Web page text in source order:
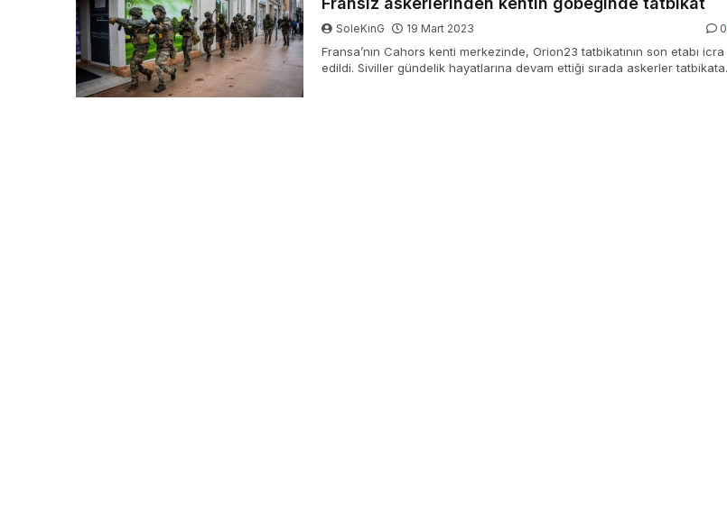
SoleKinG 19 Mart 2023 0
Fransa’nın Cahors kenti merkezinde, Orion23 tatbikatının son etabı icra
edildi. Siviller gündelik hayatlarına devam ettiği sırada askerler tatbikata